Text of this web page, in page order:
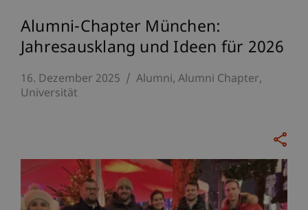
Alumni-Chapter München:
Jahresausklang und Ideen für 2026
16. Dezember 2025 Alumni Alumni Chapter
Universität